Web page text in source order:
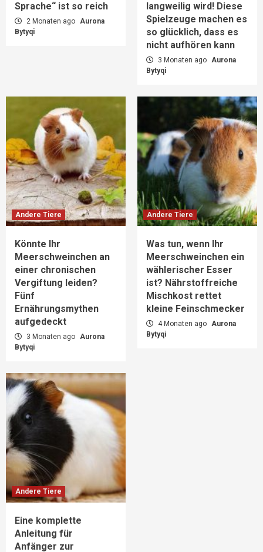
Sprache“ ist so reich
2 Monaten ago Aurona
Bytyqi
langweilig wird! Diese
Spielzeuge machen es
so glücklich, dass es
nicht aufhören kann
3 Monaten ago Aurona
Bytyqi
Andere Tiere
Könnte Ihr
Meerschweinchen an
einer chronischen
Vergiftung leiden?
Fünf
Ernährungsmythen
aufgedeckt
3 Monaten ago Aurona
Bytyqi
Andere Tiere
Was tun, wenn Ihr
Meerschweinchen ein
wählerischer Esser
ist? Nährstoffreiche
Mischkost rettet
kleine Feinschmecker
4 Monaten ago Aurona
Bytyqi
Andere Tiere
Eine komplette
Anleitung für
Anfänger zur